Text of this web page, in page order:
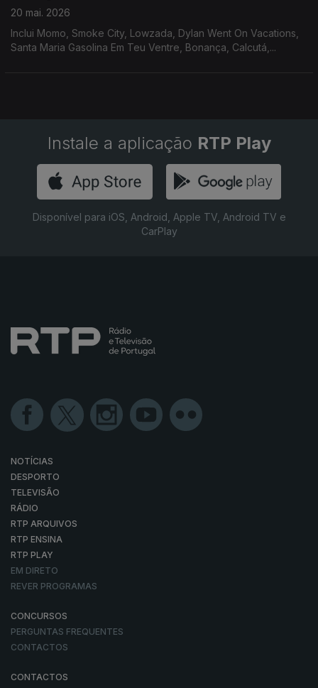
20 mai. 2026
Inclui Momo, Smoke City, Lowzada, Dylan Went On Vacations,
Santa Maria Gasolina Em Teu Ventre, Bonança, Calcutá,...
Instale a aplicação RTP Play
Disponível para iOS, Android, Apple TV, Android TV e
CarPlay
NOTÍCIAS
DESPORTO
TELEVISÃO
RÁDIO
RTP ARQUIVOS
RTP ENSINA
RTP PLAY
EM DIRETO
REVER PROGRAMAS
CONCURSOS
PERGUNTAS FREQUENTES
CONTACTOS
CONTACTOS